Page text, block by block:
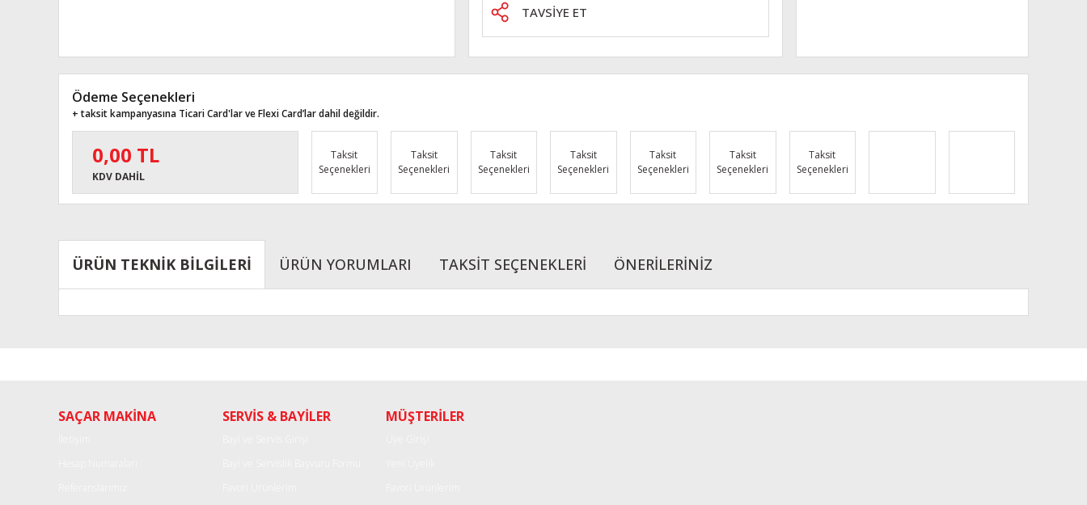
TAVSİYE ET
Ödeme Seçenekleri
+ taksit kampanyasına Ticari Card'lar ve Flexi Card’lar dahil değildir.
0,00 TL
KDV DAHİL
Taksit
Seçenekleri
Taksit
Seçenekleri
Taksit
Seçenekleri
Taksit
Seçenekleri
Taksit
Seçenekleri
Taksit
Seçenekleri
Taksit
Seçenekleri
ÜRÜN TEKNİK BİLGİLERİ ÜRÜN YORUMLARI TAKSİT SEÇENEKLERİ ÖNERİLERİNİZ
Ürün açıklamasında eksik bilgiler bulunuyor.
SAÇAR MAKİNA SERVİS & BAYİLER MÜŞTERİLER